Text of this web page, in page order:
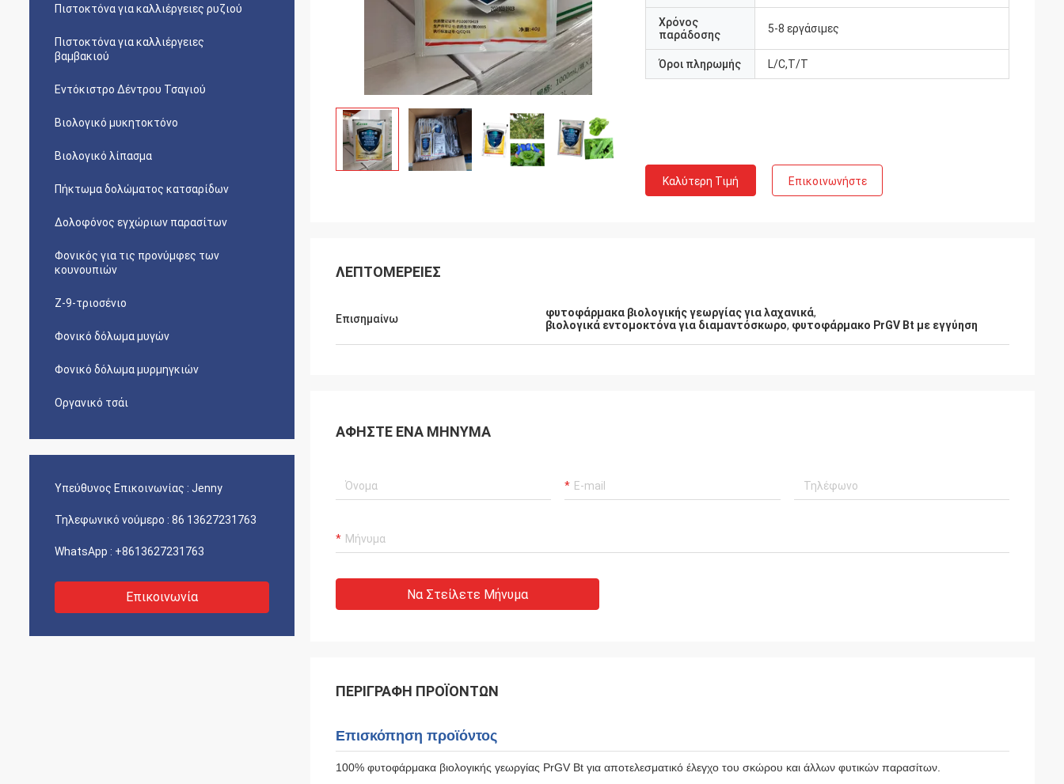
Πιστοκτόνα για καλλιέργειες ρυζιού
Πιστοκτόνα για καλλιέργειες
βαμβακιού
Εντόκιστρο Δέντρου Τσαγιού
Βιολογικό μυκητοκτόνο
Βιολογικό λίπασμα
Πήκτωμα δολώματος κατσαρίδων
Δολοφόνος εγχώριων παρασίτων
Φονικός για τις προνύμφες των
κουνουπιών
Ζ-9-τριοσένιο
Φονικό δόλωμα μυγών
Φονικό δόλωμα μυρμηγκιών
Οργανικό τσάι
Υπεύθυνος Επικοινωνίας : Jenny
Τηλεφωνικό νούμερο : 86 13627231763
WhatsApp : +8613627231763
Επικοινωνία
Χρόνος
παράδοσης
5-8 εργάσιμες
Όροι πληρωμής L/C,T/T
Καλύτερη Τιμή Επικοινωνήστε
ΛΕΠΤΟΜΈΡΕΙΕΣ
Επισημαίνω φυτοφάρμακα βιολογικής γεωργίας για λαχανικά,
βιολογικά εντομοκτόνα για διαμαντόσκωρο, φυτοφάρμακο PrGV Bt με εγγύηση
ΑΦΉΣΤΕ ΈΝΑ ΜΉΝΥΜΑ
Να Στείλετε Μήνυμα
ΠΕΡΙΓΡΑΦΉ ΠΡΟΪΌΝΤΩΝ
Επισκόπηση προϊόντος
100% φυτοφάρμακα βιολογικής γεωργίας PrGV Bt για αποτελεσματικό έλεγχο του σκώρου και άλλων φυτικών παρασίτων.